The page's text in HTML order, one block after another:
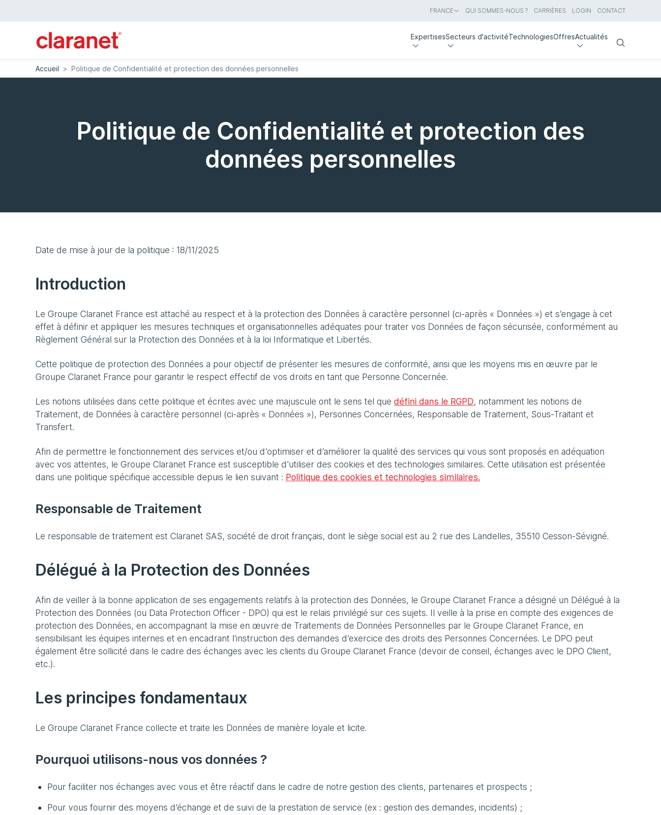
FRANCE QUI SOMMES-NOUS ? CARRIÈRES LOGIN CONTACT
ExpertisesSecteurs d'activitéTechnologiesOffresActualités
Search
Accueil > Politique de Confidentialité et protection des données personnelles
Politique de Confidentialité et protection des
données personnelles
Date de mise à jour de la politique : 18/11/2025
Introduction
Le Groupe Claranet France est attaché au respect et à la protection des Données à caractère personnel (ci-après « Données ») et s’engage à cet
effet à définir et appliquer les mesures techniques et organisationnelles adéquates pour traiter vos Données de façon sécurisée, conformément au
Règlement Général sur la Protection des Données et à la loi Informatique et Libertés.
Cette politique de protection des Données a pour objectif de présenter les mesures de conformité, ainsi que les moyens mis en œuvre par le
Groupe Claranet France pour garantir le respect effectif de vos droits en tant que Personne Concernée.
Les notions utilisées dans cette politique et écrites avec une majuscule ont le sens tel que défini dans le RGPD, notamment les notions de
Traitement, de Données à caractère personnel (ci-après « Données »), Personnes Concernées, Responsable de Traitement, Sous-Traitant et
Transfert.
Afin de permettre le fonctionnement des services et/ou d'optimiser et d’améliorer la qualité des services qui vous sont proposés en adéquation
avec vos attentes, le Groupe Claranet France est susceptible d'utiliser des cookies et des technologies similaires. Cette utilisation est présentée
dans une politique spécifique accessible depuis le lien suivant : Politique des cookies et technologies similaires.
Responsable de Traitement
Le responsable de traitement est Claranet SAS, société de droit français, dont le siège social est au 2 rue des Landelles, 35510 Cesson-Sévigné.
Délégué à la Protection des Données
Afin de veiller à la bonne application de ses engagements relatifs à la protection des Données, le Groupe Claranet France a désigné un Délégué à la
Protection des Données (ou Data Protection Officer - DPO) qui est le relais privilégié sur ces sujets. Il veille à la prise en compte des exigences de
protection des Données, en accompagnant la mise en œuvre de Traitements de Données Personnelles par le Groupe Claranet France, en
sensibilisant les équipes internes et en encadrant l’instruction des demandes d’exercice des droits des Personnes Concernées. Le DPO peut
également être sollicité dans le cadre des échanges avec les clients du Groupe Claranet France (devoir de conseil, échanges avec le DPO Client,
etc.).
Les principes fondamentaux
Le Groupe Claranet France collecte et traite les Données de manière loyale et licite.
Pourquoi utilisons-nous vos données ?
Pour faciliter nos échanges avec vous et être réactif dans le cadre de notre gestion des clients, partenaires et prospects ;
Pour vous fournir des moyens d’échange et de suivi de la prestation de service (ex : gestion des demandes, incidents) ;